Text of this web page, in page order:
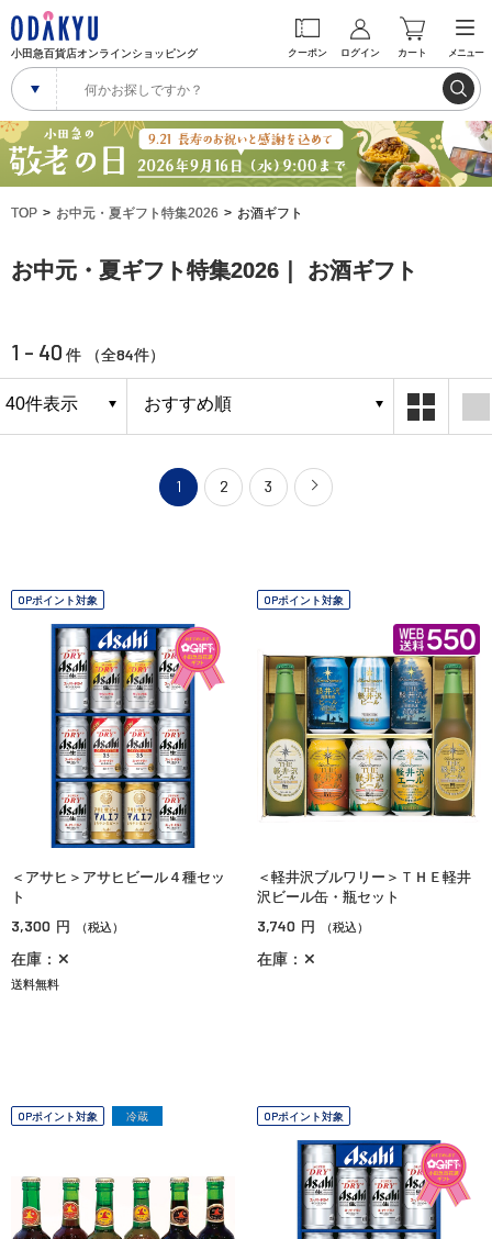
小田急百貨店オンラインショッピング クーポン ログイン カート メニュー
TOP お中元・夏ギフト特集2026 お酒ギフト
お中元・夏ギフト特集2026｜ お酒ギフト
1 - 40 件 （全84件）
1 2 3
OPポイント対象
＜アサヒ＞アサヒビール４種セッ
ト
3,300 円 （税込）
在庫：✕
送料無料
OPポイント対象
＜軽井沢ブルワリー＞ＴＨＥ軽井
沢ビール缶・瓶セット
3,740 円 （税込）
在庫：✕
OPポイント対象 冷蔵 OPポイント対象